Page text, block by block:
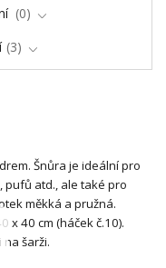
0
3
Šnůra je ideální pro
pufů atd., ale také pro
měkká a pružná.
x 40 cm (háček č.10).
šarži.